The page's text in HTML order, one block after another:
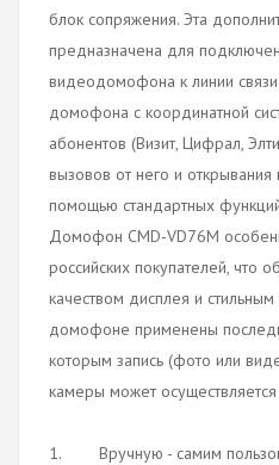
блок сопряжения. Эта
предназначена для
видеодомофона к линии
домофона с координатной
абонентов (Визит, Цифрал,
вызовов от него и
помощью стандартных
Домофон CMD-VD76M
российских покупателей, что
качеством дисплея и
домофоне применены
которым запись (фото или
камеры может
1. Вручную - самим